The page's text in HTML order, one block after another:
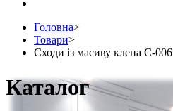
Головна>
Товари>
Сходи із масиву клена С-006
Каталог